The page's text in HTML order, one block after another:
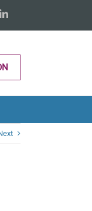
LinkedIn